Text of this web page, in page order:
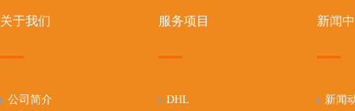
关于我们
公司简介
服务项目
DHL
新闻
新闻